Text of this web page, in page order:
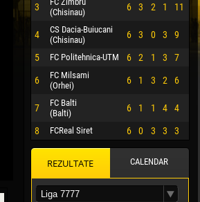
3
(Chisinau)
6 3 2 1 11
4
CS Dacia-Buiucani
(Chisinau)
6 3 0 3 9
5 FC Politehnica-UTM 6 2 1 3 7
6
FC Milsami
(Orhei)
6 1 3 2 6
7
FC Balti
(Balti)
6 1 1 4 4
8 FCReal Siret 6 0 3 3 3
REZULTATE CALENDAR